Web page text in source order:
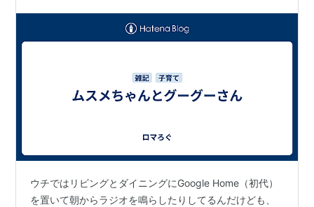
ウチではリビングとダイニングにGoogle Home（初代）
を置いて朝からラジオを鳴らしたりしてるんだけども、